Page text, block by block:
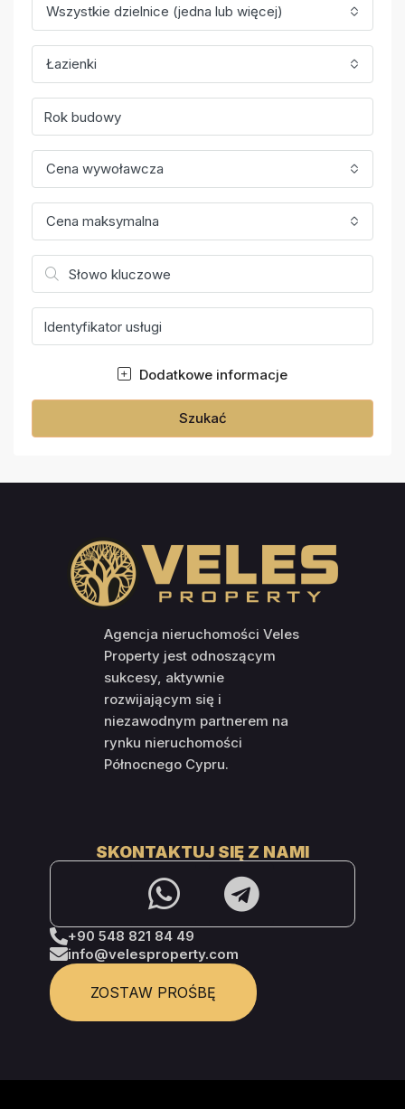
Wszystkie dzielnice (jedna lub więcej)
Łazienki
Cena wywoławcza
Cena maksymalna
Dodatkowe informacje
Szukać
Agencja nieruchomości Veles
Property jest odnoszącym
sukcesy, aktywnie
rozwijającym się i
niezawodnym partnerem na
rynku nieruchomości
Północnego Cypru.
SKONTAKTUJ SIĘ Z NAMI
+90 548 821 84 49
info@velesproperty.com
ZOSTAW PROŚBĘ